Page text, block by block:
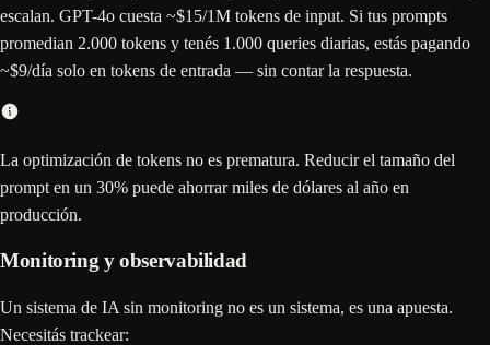
escalan. GPT-4o cuesta ~$15/1M tokens de input. Si tus prompts
promedian 2.000 tokens y tenés 1.000 queries diarias, estás pagando
~$9/día solo en tokens de entrada — sin contar la respuesta.
La optimización de tokens no es prematura. Reducir el tamaño del
prompt en un 30% puede ahorrar miles de dólares al año en
producción.
Monitoring y observabilidad
Un sistema de IA sin monitoring no es un sistema, es una apuesta.
Necesitás trackear: